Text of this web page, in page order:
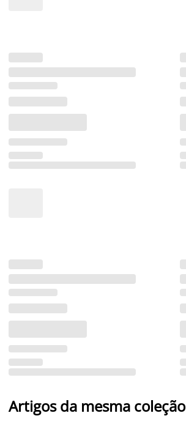
Artigos da mesma coleção